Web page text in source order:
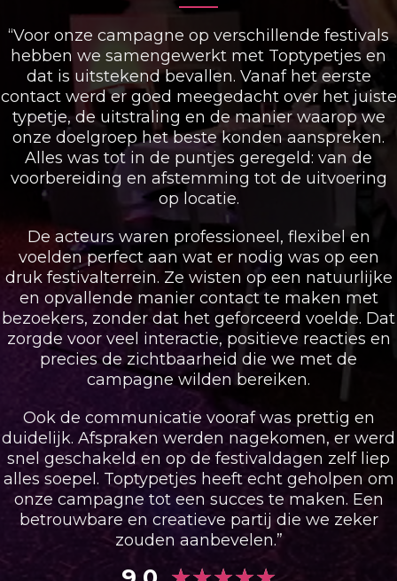
“Voor onze campagne op verschillende festivals
hebben we samengewerkt met Toptypetjes en
dat is uitstekend bevallen. Vanaf het eerste
contact werd er goed meegedacht over het juiste
typetje, de uitstraling en de manier waarop we
onze doelgroep het beste konden aanspreken.
Alles was tot in de puntjes geregeld: van de
voorbereiding en afstemming tot de uitvoering
op locatie.
De acteurs waren professioneel, flexibel en
voelden perfect aan wat er nodig was op een
druk festivalterrein. Ze wisten op een natuurlijke
en opvallende manier contact te maken met
bezoekers, zonder dat het geforceerd voelde. Dat
zorgde voor veel interactie, positieve reacties en
precies de zichtbaarheid die we met de
campagne wilden bereiken.
Ook de communicatie vooraf was prettig en
duidelijk. Afspraken werden nagekomen, er werd
snel geschakeld en op de festivaldagen zelf liep
alles soepel. Toptypetjes heeft echt geholpen om
onze campagne tot een succes te maken. Een
betrouwbare en creatieve partij die we zeker
zouden aanbevelen.”